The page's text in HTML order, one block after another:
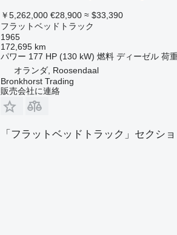
￥5,262,000 €28,900 ≈ $33,390
フラットベッドトラック
1965
172,695 km
パワー 177 HP (130 kW) 燃料 ディーゼル 荷
オランダ, Roosendaal
Bronkhorst Trading
販売会社に連絡
「フラットベッドトラック」セクシ